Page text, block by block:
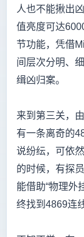
人也不能揪出
值亮度可达
节功能，凭借
间层次分明、
缉凶归案。
来到第三关，
有一条离奇的
说纷纭，可依
的时候，有探
能借助“物理外
终找到4869连